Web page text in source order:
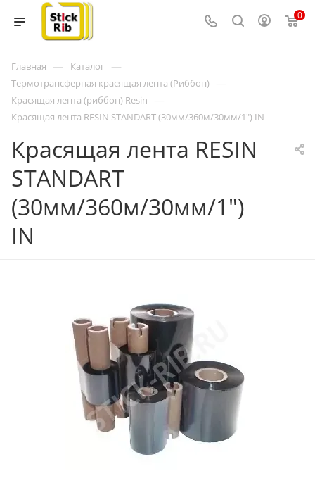
0
Главная — Каталог —
Термотрансферная красящая лента (Риббон) —
Красящая лента (риббон) Resin —
Красящая лента RESIN STANDART (30мм/360м/30мм/1") IN
Красящая лента RESIN
STANDART
(30мм/360м/30мм/1")
IN